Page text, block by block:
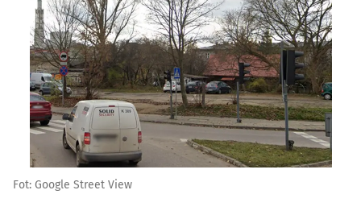
Fot: Google Street View